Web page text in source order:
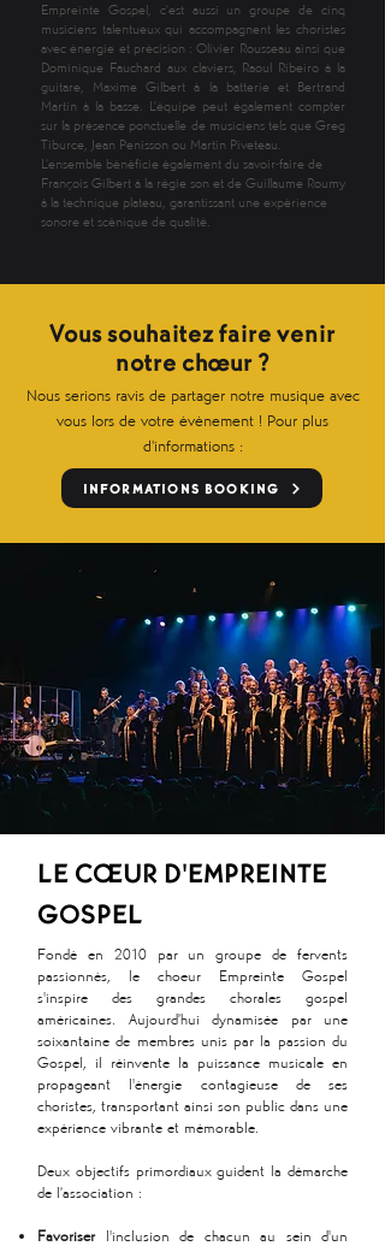
Empreinte Gospel, c’est aussi un groupe de cinq
musiciens talentueux qui accompagnent les choristes
avec énergie et précision : Olivier Rousseau ainsi que
Dominique Fauchard aux claviers, Raoul Ribeiro à la
guitare, Maxime Gilbert à la batterie et Bertrand
Martin à la basse. L’équipe peut également compter
sur la présence ponctuelle de musiciens tels que Greg
Tiburce, Jean Penisson ou Martin Piveteau.
L’ensemble bénéficie également du savoir-faire de
François Gilbert à la régie son et de Guillaume Roumy
à la technique plateau, garantissant une expérience
sonore et scénique de qualité.
Vous souhaitez faire venir
notre chœur ?
Nous serions ravis de partager notre musique avec
vous lors de votre événement ! Pour plus
d'informations :
INFORMATIONS BOOKING
LE CŒUR D'EMPREINTE
GOSPEL
Fondé en 2010 par un groupe de fervents
passionnés, le choeur Empreinte Gospel
s'inspire des grandes chorales gospel
américaines. Aujourd’hui dynamisée par une
soixantaine de membres unis par la passion du
Gospel, il réinvente la puissance musicale en
propageant l'énergie contagieuse de ses
choristes, transportant ainsi son public dans une
expérience vibrante et mémorable.
Deux objectifs primordiaux guident la démarche
de l’association :
Favoriserl'inclusion de chacun au sein d'un